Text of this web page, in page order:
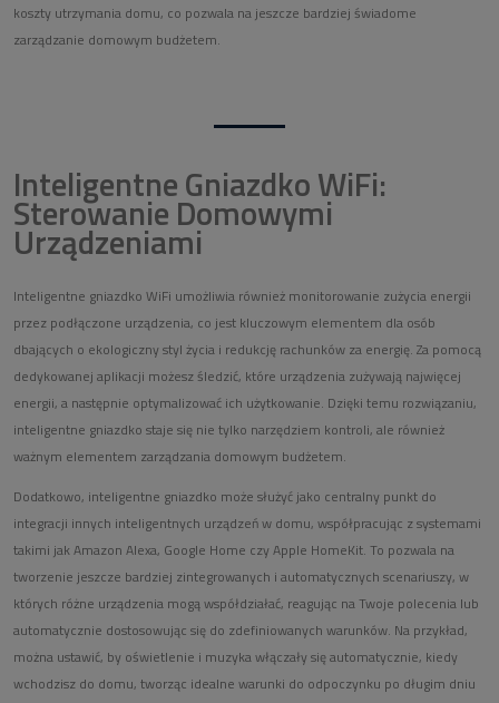
koszty utrzymania domu, co pozwala na jeszcze bardziej świadome
zarządzanie domowym budżetem.
Inteligentne Gniazdko WiFi:
Sterowanie Domowymi
Urządzeniami
Inteligentne gniazdko WiFi umożliwia również monitorowanie zużycia energii
przez podłączone urządzenia, co jest kluczowym elementem dla osób
dbających o ekologiczny styl życia i redukcję rachunków za energię. Za pomocą
dedykowanej aplikacji możesz śledzić, które urządzenia zużywają najwięcej
energii, a następnie optymalizować ich użytkowanie. Dzięki temu rozwiązaniu,
inteligentne gniazdko staje się nie tylko narzędziem kontroli, ale również
ważnym elementem zarządzania domowym budżetem.
Dodatkowo, inteligentne gniazdko może służyć jako centralny punkt do
integracji innych inteligentnych urządzeń w domu, współpracując z systemami
takimi jak Amazon Alexa, Google Home czy Apple HomeKit. To pozwala na
tworzenie jeszcze bardziej zintegrowanych i automatycznych scenariuszy, w
których różne urządzenia mogą współdziałać, reagując na Twoje polecenia lub
automatycznie dostosowując się do zdefiniowanych warunków. Na przykład,
można ustawić, by oświetlenie i muzyka włączały się automatycznie, kiedy
wchodzisz do domu, tworząc idealne warunki do odpoczynku po długim dniu